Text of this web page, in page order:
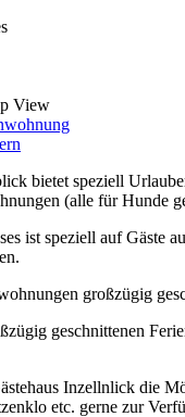
View
bietet speziell
(alle für Hunde
ist speziell auf Gäste
großzügig
geschnittenen
Inzellnlick die
etc. gerne zur